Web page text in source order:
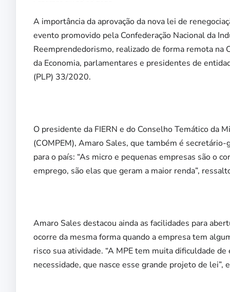
A importância da aprovação da nova lei de
evento promovido pela Confederação Nacional da
Reemprendedorismo, realizado de forma remota na
da Economia, parlamentares e presidentes de
(PLP) 33/2020.
O presidente da FIERN e do Conselho Temático da
(COMPEM), Amaro Sales, que também é
para o país: “As micro e pequenas empresas são o
emprego, são elas que geram a maior renda”,
Amaro Sales destacou ainda as facilidades para
ocorre da mesma forma quando a empresa tem
risco sua atividade. “A MPE tem muita dificuldade
necessidade, que nasce esse grande projeto de lei”,